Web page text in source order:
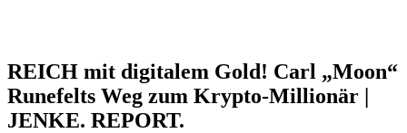
REICH mit digitalem Gold! Carl „Moon“
Runefelts Weg zum Krypto-Millionär |
JENKE. REPORT.